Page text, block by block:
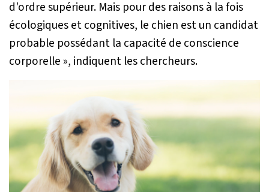
d'ordre supérieur. Mais pour des raisonsà la fois
écologiques et cognitives, le chien est un candidat
probable possédant la capacité de conscience
corporelle », indiquent les chercheurs.